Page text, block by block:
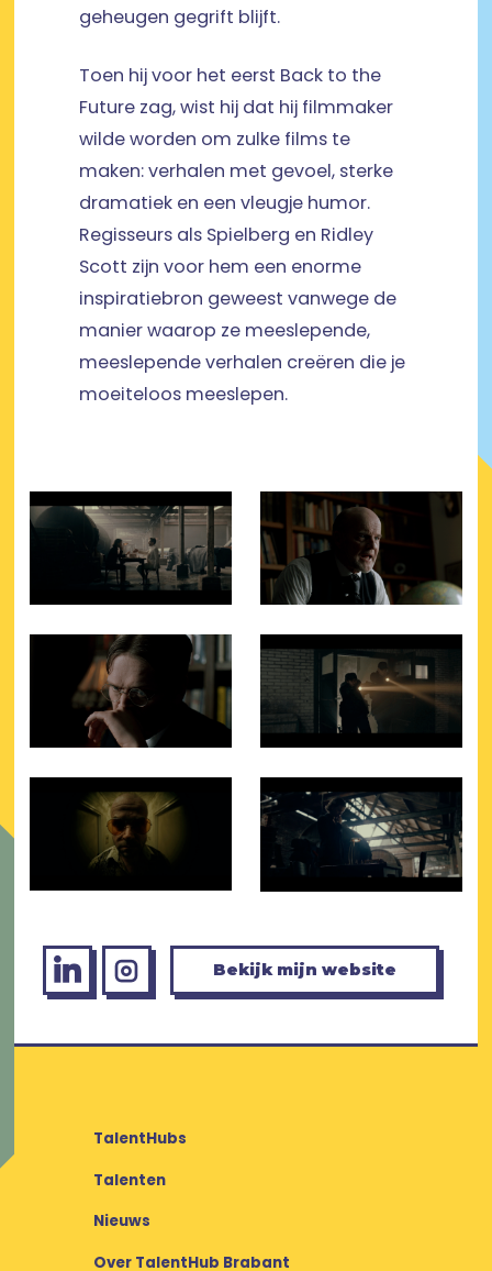
geheugen gegrift blijft.
Toen hij voor het eerst Back to the
Future zag, wist hij dat hij filmmaker
wilde worden om zulke films te
maken: verhalen met gevoel, sterke
dramatiek en een vleugje humor.
Regisseurs als Spielberg en Ridley
Scott zijn voor hem een enorme
inspiratiebron geweest vanwege de
manier waarop ze meeslepende,
meeslepende verhalen creëren die je
moeiteloos meeslepen.
Bekijk mijn website
TalentHubs
Talenten
Nieuws
Over TalentHub Brabant